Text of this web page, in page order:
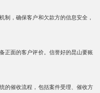
制，确保客户和欠款方的信息安全，
正面的客户评价。信誉好的昆山要账
的催收流程，包括案件受理、催收方